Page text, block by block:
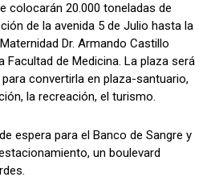
colocarán 20.000 toneladas de
de la avenida 5 de Julio hasta la
Dr. Armando Castillo
Facultad de Medicina. La plaza será
convertirla en plaza-santuario,
la recreación, el turismo.
espera para el Banco de Sangre y
un boulevard